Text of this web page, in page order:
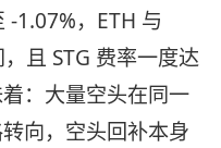
-1.07%，ETH 与
且 STG 费率一度达
：大量空头在同一
向，空头回补本身